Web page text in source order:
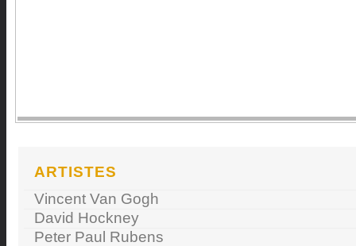
ARTISTES
Vincent Van Gogh
David Hockney
Peter Paul Rubens